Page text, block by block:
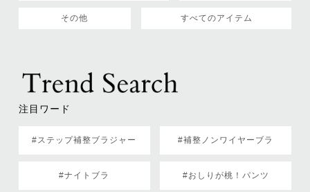
その他 すべてのアイテム
注目ワード
#ステップ補整ブラジャー #補整ノンワイヤーブラ
#ナイトブラ #おしりが桃！パンツ